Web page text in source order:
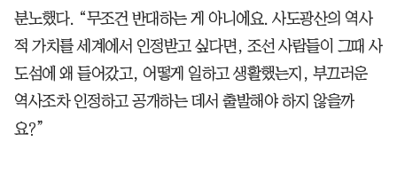
분노했다. “무조건 반대하는 게 아니에요. 사도광산의 역사
적 가치를 세계에서 인정받고 싶다면, 조선 사람들이 그때 사
도섬에 왜 들어갔고, 어떻게 일하고 생활했는지, 부끄러운
역사조차 인정하고 공개하는 데서 출발해야 하지 않을까
요?”